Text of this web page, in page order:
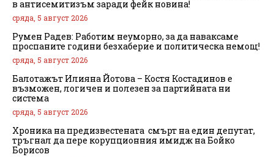
в антисемитизъм заради фейк новина!
сряда, 5 август 2026
Румен Радев: Работим неуморно, за да наваксаме
проспаните години безхаберие и политическа немощ!
сряда, 5 август 2026
Балотажът Илияна Йотова – Костя Костадинов е
възможен, логичен и полезен за партийната ни
система
сряда, 5 август 2026
Хроника на предизвестената смърт на един депутат,
тръгнал да пере корупционния имидж на Бойко
Борисов